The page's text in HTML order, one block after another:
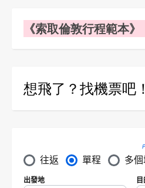
《索取倫敦行程範本》
想飛了？找機票吧！